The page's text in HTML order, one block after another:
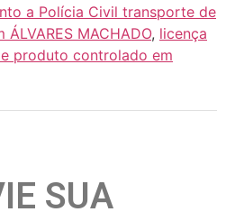
a Polícia Civil transporte de
MACHADO, licença
produto controlado em
SUA